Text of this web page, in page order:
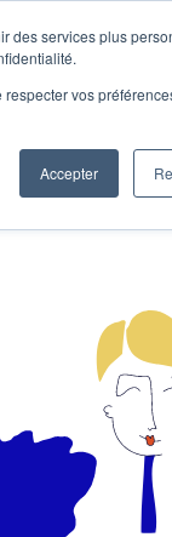
des services plus
vos
Accepter
connecter
Entreprises